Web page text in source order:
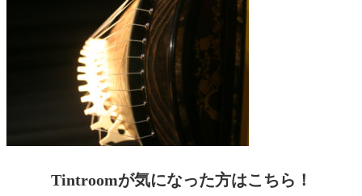
Tintroomが気になった方はこちら！